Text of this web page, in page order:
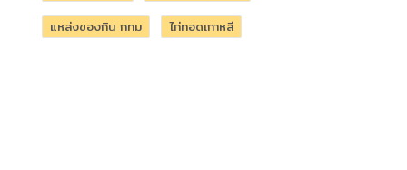
แหล่งของกิน กทม
ไก่ทอดเกาหลี